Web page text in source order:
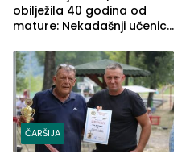
obilježila 40 godina od
mature: Nekadašnji učenici
(FOTO)
ČARŠIJA